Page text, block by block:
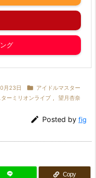
グ
月23日  アイドルマスター
ーミリオンライブ 望月杏奈
 Posted by fig
Copy